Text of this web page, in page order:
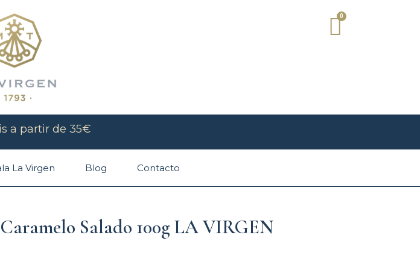
Carrito
a partir de 35€
La Virgen Blog Contacto
Salado 100g LA VIRGEN